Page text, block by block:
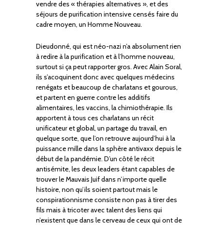
vendre des « thérapies alternatives », et des
séjours de purification intensive censés faire du
cadre moyen, un Homme Nouveau.
Dieudonné, qui est néo-nazi n’a absolument rien
à redire à la purification et à l’homme nouveau,
surtout si ça peut rapporter gros. Avec Alain Soral,
ils s’acoquinent donc avec quelques médecins
renégats et beaucoup de charlatans et gourous,
et partent en guerre contre les additifs
alimentaires, les vaccins, la chimiothérapie. Ils
apportent à tous ces charlatans un récit
unificateur et global, un partage du travail, en
quelque sorte, que l’on retrouve aujourd’hui à la
puissance mille dans la sphère antivaxx depuis le
début de la pandémie. D’un côté le récit
antisémite, les deux leaders étant capables de
trouver le Mauvais Juif dans n’importe quelle
histoire, non qu’ils soient partout mais le
conspirationnisme consiste non pas à tirer des
fils mais à tricoter avec talent des liens qui
n’existent que dans le cerveau de ceux qui ont de